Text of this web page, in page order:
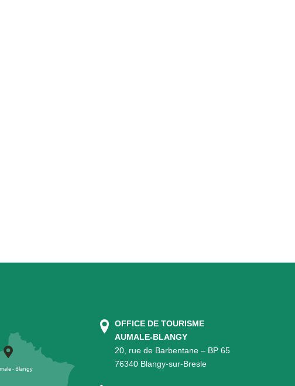
OFFICE DE TOURISME
AUMALE-BLANGY
20, rue de Barbentane – BP 65
76340 Blangy-sur-Bresle